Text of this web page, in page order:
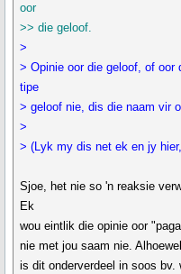
oor
>> die geloof.
>
> Opinie oor die geloof, of oor
tipe
> geloof nie, dis die naam vir
>
> (Lyk my dis net ek en jy
Sjoe, het nie so 'n reaksie
Ek
wou eintlik die opinie oor
nie met jou saam nie.
is dit onderverdeel in soos